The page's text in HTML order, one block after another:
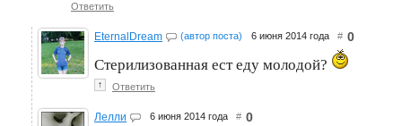
Ответить
EternalDream (автор поста) 6 июня 2014 года # 0
Стерилизованная ест еду молодой?
↑ Ответить
Лелли 6 июня 2014 года # 0